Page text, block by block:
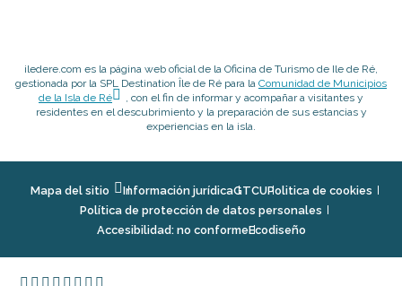
iledere.com es la página web oficial de la Oficina de Turismo de Ile de Ré,
gestionada por la SPL Destination Île de Ré para la Comunidad de Municipios
de la Isla de Ré
, con el fin de informar y acompañar a visitantes y
residentes en el descubrimiento y la preparación de sus estancias y
experiencias en la isla.
Mapa del sitio Información jurídicaGTCUPolitica de cookies
Política de protección de datos personales
Accesibilidad: no conformeEcodiseño